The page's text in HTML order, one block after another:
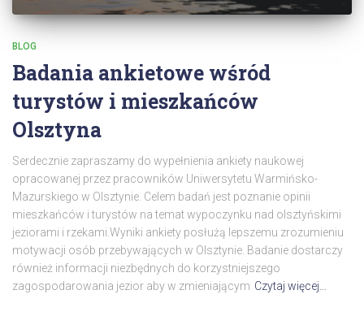
BLOG
Badania ankietowe wśród
turystów i mieszkańców
Olsztyna
Serdecznie zapraszamy do wypełnienia ankiety naukowej
opracowanej przez pracowników Uniwersytetu Warmińsko-
Mazurskiego w Olsztynie. Celem badań jest poznanie opinii
mieszkańców i turystów na temat wypoczynku nad olsztyńskimi
jeziorami i rzekami.Wyniki ankiety posłużą lepszemu zrozumieniu
motywacji osób przebywających w Olsztynie. Badanie dostarczy
również informacji niezbędnych do korzystniejszego
zagospodarowania jezior aby w zmieniającym Czytaj więcej…